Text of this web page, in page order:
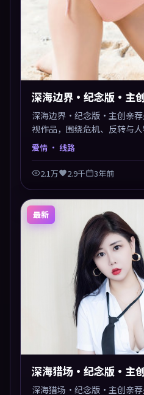
深海边界·纪念版·主
深海边界·纪念版·主创亲荐
视作品，围绕危机、反转与
凑，值得推荐观看。
爱情 · 线路
2.1万 2.9千 3年前
最新
深海猎场·纪念版·主
深海猎场·纪念版·主创亲荐